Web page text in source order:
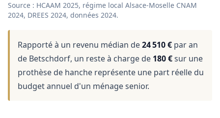
Source : HCAAM 2025, régime local Alsace-Moselle CNAM
2024, DREES 2024, données 2024.
Rapporté à un revenu médian de24 510 € par an
de Betschdorf, un reste à charge de 180 €sur une
prothèse de hanche représente une part réelle du
budget annuel d'un ménage senior.